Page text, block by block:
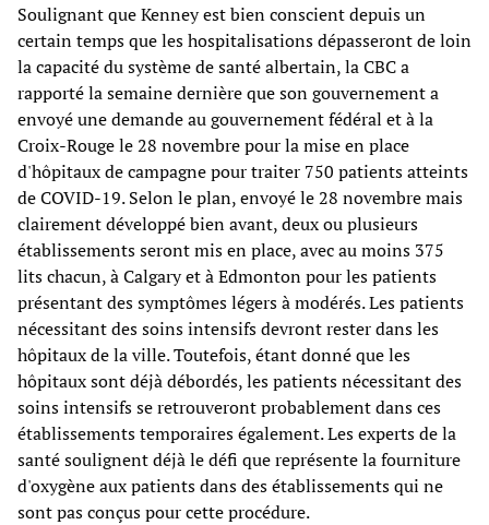
Soulignant que Kenney est bien conscient depuis un
certain temps que les hospitalisations dépasseront de loin
la capacité du système de santé albertain, la CBC a
rapporté la semaine dernière que son gouvernement a
envoyé une demande au gouvernement fédéral et à la
Croix-Rouge le 28 novembre pour la mise en place
d'hôpitaux de campagne pour traiter 750 patients atteints
de COVID-19. Selon le plan, envoyé le 28 novembre mais
clairement développé bien avant, deux ou plusieurs
établissements seront mis en place, avec au moins 375
lits chacun, à Calgary et à Edmonton pour les patients
présentant des symptômes légers à modérés. Les patients
nécessitant des soins intensifs devront rester dans les
hôpitaux de la ville. Toutefois, étant donné que les
hôpitaux sont déjà débordés, les patients nécessitant des
soins intensifs se retrouveront probablement dans ces
établissements temporaires également. Les experts de la
santé soulignent déjà le défi que représente la fourniture
d'oxygène aux patients dans des établissements qui ne
sont pas conçus pour cette procédure.